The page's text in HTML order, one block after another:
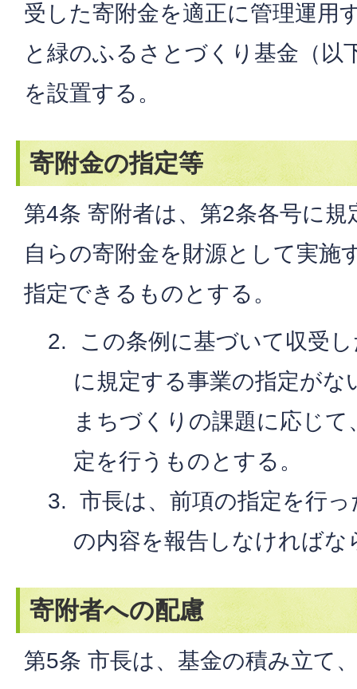
受した寄附金を適正に管理運用
と緑のふるさとづくり基金（以
を設置する。
寄附金の指定等
第4条 寄附者は、第2条各号に
自らの寄附金を財源として実施
指定できるものとする。
この条例に基づいて収受
に規定する事業の指定がな
まちづくりの課題に応じ
定を行うものとする。
市長は、前項の指定を行
の内容を報告しなければな
寄附者への配慮
第5条 市長は、基金の積み立て